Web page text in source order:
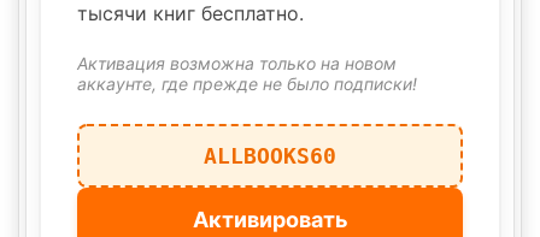
тысячи книг бесплатно.
Активация возможна только на новом
аккаунте, где прежде не было подписки!
ALLBOOKS60
Активировать